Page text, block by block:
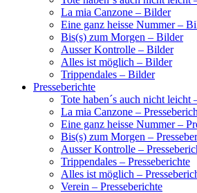
La mia Canzone – Bilder
Eine ganz heisse Nummer –
Bis(s) zum Morgen – Bilder
Ausser Kontrolle – Bilder
Alles ist möglich – Bilder
Trippendales – Bilder
Presseberichte
Tote haben´s auch nicht leicht
La mia Canzone –
Eine ganz heisse Nummer –
Bis(s) zum Morgen –
Ausser Kontrolle –
Trippendales – Presseberichte
Alles ist möglich –
Verein – Presseberichte